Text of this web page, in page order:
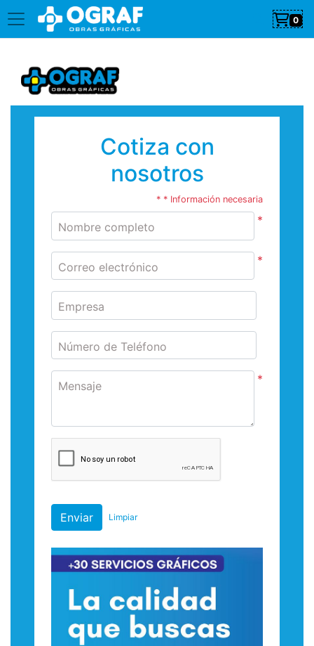
0
Cotiza con
nosotros
* * Información necesaria
*
Nombre completo
*
Correo electrónico
Empresa
Número de Teléfono
*
Mensaje
Enviar Limpiar